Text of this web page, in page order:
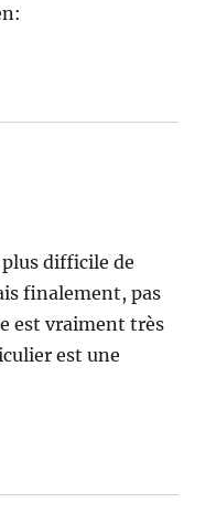
plus difficile de
finalement, pas
est vraiment très
est une